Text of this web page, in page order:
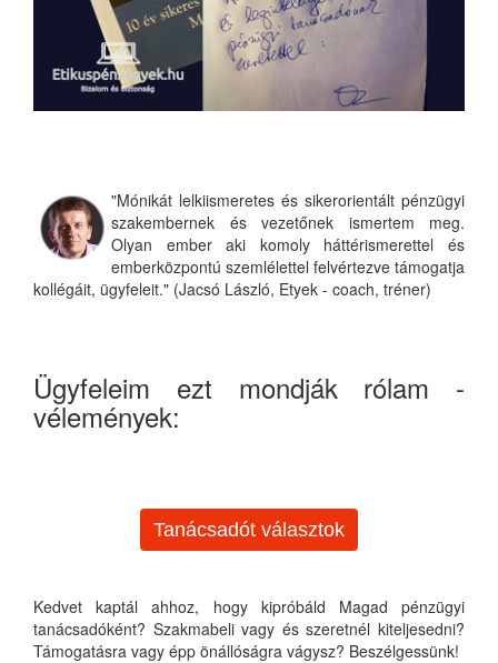
"Mónikát lelkiismeretes és sikerorientált pénzügyi
szakembernek és vezetőnek ismertem meg.
Olyan ember aki komoly háttérismerettel és
emberközpontú szemlélettel felvértezve támogatja
kollégáit, ügyfeleit." (Jacsó László, Etyek - coach, tréner)
Ügyfeleim ezt mondják rólam -
vélemények:
Tanácsadót választok
Kedvet kaptál ahhoz, hogy kipróbáld Magad pénzügyi
tanácsadóként? Szakmabeli vagy és szeretnél kiteljesedni?
Támogatásra vagy épp önállóságra vágysz? Beszélgessünk!